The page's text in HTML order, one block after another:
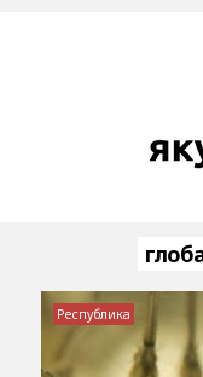
Республика